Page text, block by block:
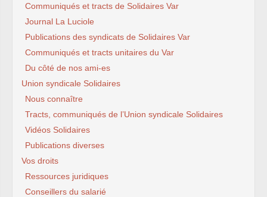
Communiqués et tracts de Solidaires Var
Journal La Luciole
Publications des syndicats de Solidaires Var
Communiqués et tracts unitaires du Var
Du côté de nos ami-es
Union syndicale Solidaires
Nous connaître
Tracts, communiqués de l’Union syndicale Solidaires
Vidéos Solidaires
Publications diverses
Vos droits
Ressources juridiques
Conseillers du salarié